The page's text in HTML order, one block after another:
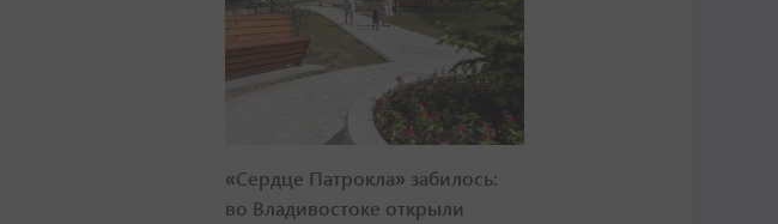
«Сердце Патрокла» забилось:
во Владивостоке открыли